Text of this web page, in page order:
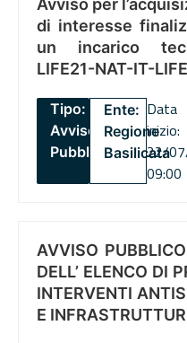
Avviso per
di interesse
un incarico
LIFE21-NAT-IT-
Tipo:
Avviso
Pubblico
Ente:
Regione
Basilicata
Data
inizio:
22/
09:00
AVVISO
DELL’ ELENCO DI
INTERVENTI
E